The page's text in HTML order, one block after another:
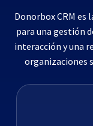
Donorbox CRM es
para una gestión
interacción y una
organizaciones